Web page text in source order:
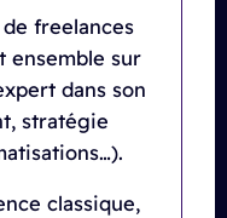
freelances
ensemble sur
dans son
stratégie
classique,